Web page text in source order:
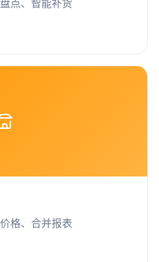
点、智能补货
格、合并报表